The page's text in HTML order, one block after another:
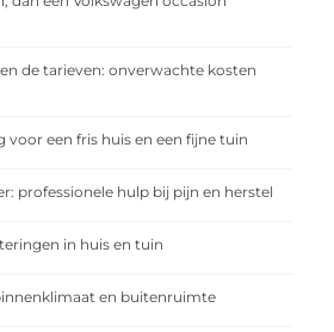
de tarieven: onverwachte kosten
voor een fris huis en een fijne tuin
professionele hulp bij pijn en herstel
in huis en tuin
en buitenruimte